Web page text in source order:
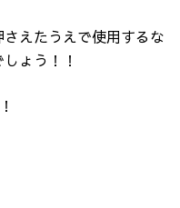
えたうえで使用するな
ょう！！